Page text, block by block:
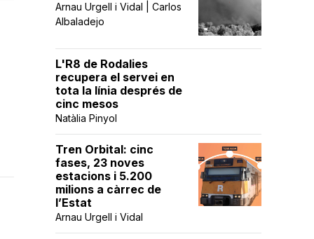
Arnau Urgell i Vidal | Carlos
Albaladejo
L'R8 de Rodalies
recupera el servei en
tota la línia després de
cinc mesos
Natàlia Pinyol
Tren Orbital: cinc
fases, 23 noves
estacions i 5.200
milions a càrrec de
l’Estat
Arnau Urgell i Vidal